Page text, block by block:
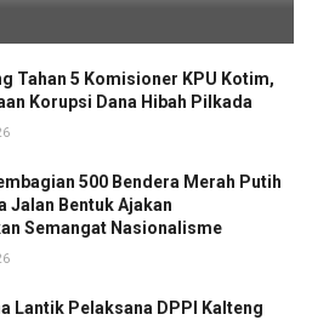
Tahan 5 Komisioner KPU Kotim,
Korupsi Dana Hibah Pilkada
500 Bendera Merah Putih
Jalan Bentuk Ajakan
Semangat Nasionalisme
Lantik Pelaksana DPPI Kalteng